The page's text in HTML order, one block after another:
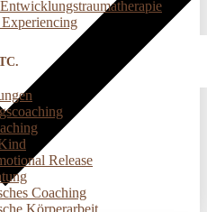
Release
Coaching
Körperarbeit